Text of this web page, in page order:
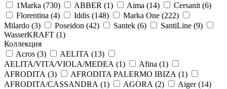
1Marka (730) ABBER (1) Aima (14) Cersanit (6)
Florentina (4) Iddis (148) Marka One (222)
Milardo (3) Poseidon (42) Santek (6) SantiLine (9)
WasserKRAFT (1)
Коллекция
Acros (3) AELITA (13)
AELITA/VITA/VIOLA/MEDEA (1) Afina (1)
AFRODITA (3) AFRODITA PALERMO IBIZA (1)
AFRODITA/CASSANDRA (1) AGORA (2) Aiger (14)